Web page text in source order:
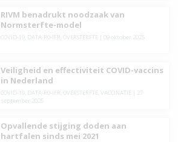
RIVM benadrukt noodzaak van
Normsterfte-model
COVID-19, DATA-R0-IFR OVERSTERFTE 09 oktober 2025
Veiligheid en effectiviteit COVID-vaccins
in Nederland
COVID-19, DATA-R0-IFR OVERSTERFTE VACCINATIE
27
september 2025
Opvallende stijging doden aan
hartfalen sinds mei 2021